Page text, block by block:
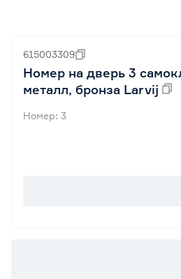
615003309
Номер на дверь 3 самоклеящийся
металл, бронза Larvij
Номер: 3